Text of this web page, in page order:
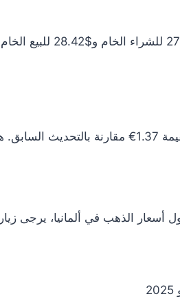
أسعار الذهب في ألمانيا، يرجى